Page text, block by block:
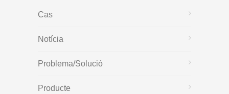
Cas
Notícia
Problema/Solució
Producte